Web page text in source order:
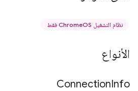
نظام التشغيل ChromeOS فقط
الأنواع
ConnectionInfo